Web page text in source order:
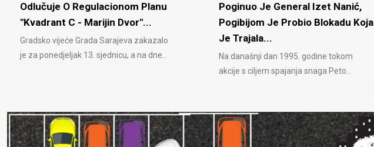
Odlučuje O Regulacionom Planu
"Kvadrant C - Marijin Dvor"...
Gradsko vijeće Grada Sarajeva zakazalo
je za ponedjeljak 13. sjednicu, a na dne..
Poginuo Je General Izet Nanić,
Pogibijom Je Probio Blokadu Koja
Je Trajala...
Na današnji dan 1995. godine tokom
akcije s ciljem spajanja snaga Peto..